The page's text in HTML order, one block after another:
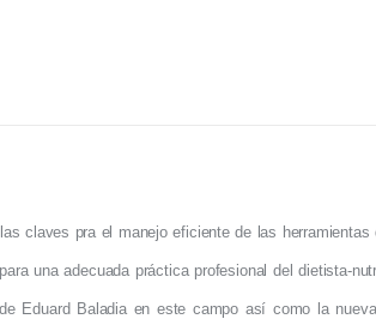
claves pra el manejo eficiente de las
una adecuada práctica profesional del dietista-
Eduard Baladia en este campo así como la